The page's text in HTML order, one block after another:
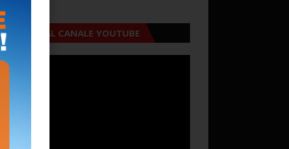
ISCRIVITI AL CANALE YOUTUBE